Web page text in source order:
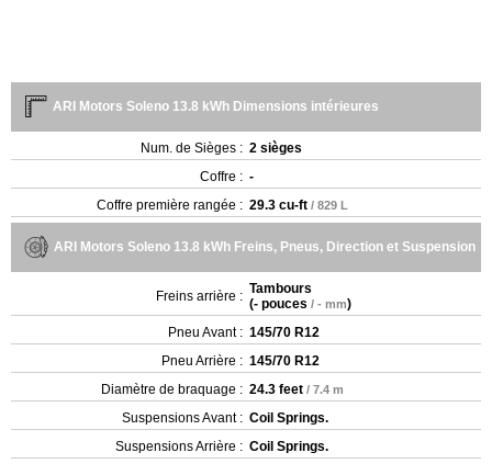
ARI Motors Soleno 13.8 kWh Dimensions intérieures
Num. de Sièges : 2 sièges
Coffre : -
Coffre première rangée : 29.3 cu-ft / 829 L
ARI Motors Soleno 13.8 kWh Freins, Pneus, Direction et Suspension
Freins arrière : Tambours
(- pouces / - mm)
Pneu Avant : 145/70 R12
Pneu Arrière : 145/70 R12
Diamètre de braquage : 24.3 feet / 7.4 m
Suspensions Avant : Coil Springs.
Suspensions Arrière : Coil Springs.